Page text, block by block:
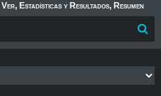
Estadísticas y Resultados, Resumen